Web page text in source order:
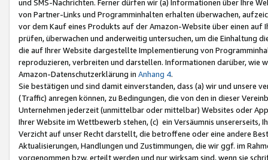
und SMS-Nachrichten. Ferner dürfen wir (a) Informationen über Ihre
von Partner-Links und Programminhalten erhalten überwachen,
vor dem Kauf eines Produkts auf der Amazon-Website über einen
prüfen, überwachen und anderweitig untersuchen, um die Einhaltung
die auf Ihrer Website dargestellte Implementierung von
reproduzieren, verbreiten und darstellen. Informationen darüber, wie
Amazon-Datenschutzerklärung in Anhang 4.
Sie bestätigen und sind damit einverstanden, dass (a) wir und
(Traffic) anregen können, zu Bedingungen, die von den in dieser
Unternehmen jederzeit (unmittelbar oder mittelbar) Websites oder
Ihrer Website im Wettbewerb stehen, (c) ein Versäumnis unsererseits,
Verzicht auf unser Recht darstellt, die betroffene oder eine andere
Aktualisierungen, Handlungen und Zustimmungen, die wir ggf. im
vorgenommen bzw. erteilt werden und nur wirksam sind, wenn sie